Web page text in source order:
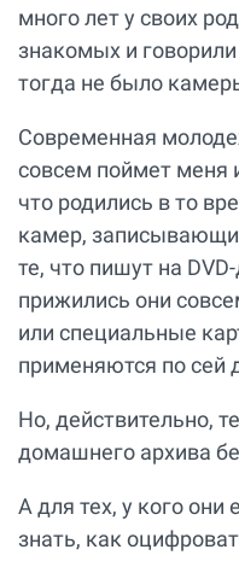
много лет у своих
знакомых и
тогда не было
Современная
совсем поймет меня
что родились в то
камер,
те, что пишут на
прижились они
или специальные
применяются по сей
Но, действительно,
домашнего архива
А для тех, у кого
знать, как